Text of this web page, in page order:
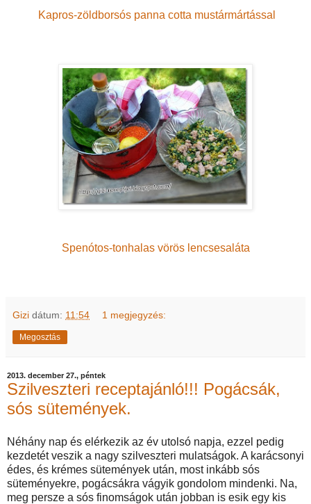
Kapros-zöldborsós panna cotta mustármártással
Spenótos-tonhalas vörös lencsesaláta
Gizi dátum: 11:54 1 megjegyzés:
Megosztás
2013. december 27., péntek
Szilveszteri receptajánló!!! Pogácsák,
sós sütemények.
Néhány nap és elérkezik az év utolsó napja, ezzel pedig
kezdetét veszik a nagy szilveszteri mulatságok. A karácsonyi
édes, és krémes sütemények után, most inkább sós
süteményekre, pogácsákra vágyik gondolom mindenki. Na,
meg persze a sós finomságok után jobban is esik egy kis